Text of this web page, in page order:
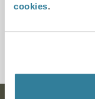
cookies.